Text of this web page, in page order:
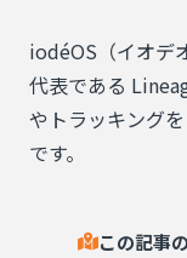
iodéOS（イオデ
代表である
やトラッキング
です。
この記事